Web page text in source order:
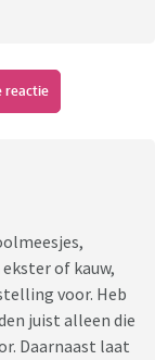
reactie
of kauw,
voor. Heb
juist alleen die
Daarnaast laat